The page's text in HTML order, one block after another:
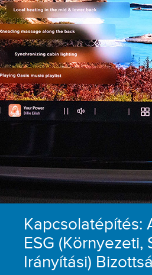
Kapcsolatépítés:
ESG (Környezeti,
Irányítási)